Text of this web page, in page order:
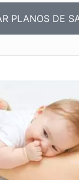
PLANOS DE